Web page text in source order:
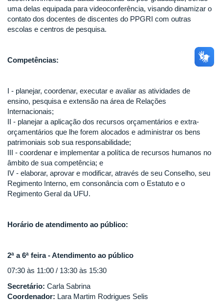
uma delas equipada para videoconferência, visando dinamizar o
contato dos docentes de discentes do PPGRI com outras
escolas e centros de pesquisa.
Competências:
I - planejar, coordenar, executar e avaliar as atividades de
ensino, pesquisa e extensão na área de Relações
Internacionais;
II - planejar a aplicação dos recursos orçamentários e extra-
orçamentários que lhe forem alocados e administrar os bens
patrimoniais sob sua responsabilidade;
III - coordenar e implementar a política de recursos humanos no
âmbito de sua competência; e
IV - elaborar, aprovar e modificar, através de seu Conselho, seu
Regimento Interno, em consonância com o Estatuto e o
Regimento Geral da UFU.
Horário de atendimento ao público:
2ª a 6ª feira - Atendimento ao público
07:30 às 11:00 / 13:30 às 15:30
Secretário: Carla Sabrina
Coordenador: Lara Martim Rodrigues Selis